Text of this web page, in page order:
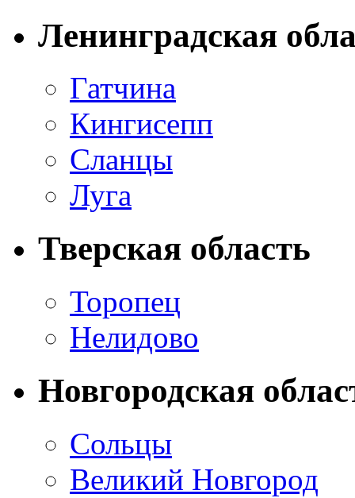
Ленинградская
Гатчина
Кингисепп
Сланцы
Луга
Тверская область
Торопец
Нелидово
Новгородская
Сольцы
Великий Новгород